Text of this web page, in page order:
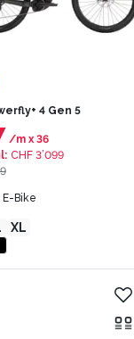
4 Gen 5
/mx 36
: CHF 3’099
E-Bike
XL